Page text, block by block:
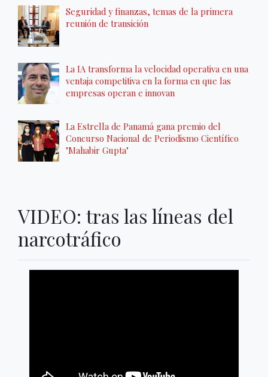
Seguridad y finanzas, temas de la primera
reunión de transición
La IA transforma la velocidad operativa en una
ventaja competitiva en la forma en que las
empresas operan e innovan
La Estrella de Panamá gana premio del
Concurso Nacional de Periodismo Científico
"Mahabir Gupta"
VIDEO: tras las líneas del
narcotráfico